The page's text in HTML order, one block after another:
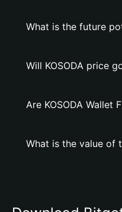
What is the future
Will KOSODA price
Are KOSODA Wallet
What is the value of